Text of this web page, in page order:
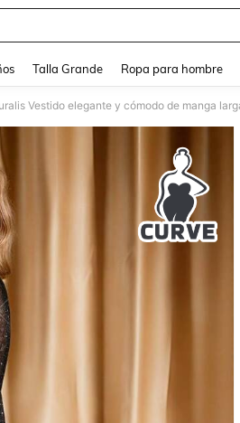
Talla Grande Ropa para hombre